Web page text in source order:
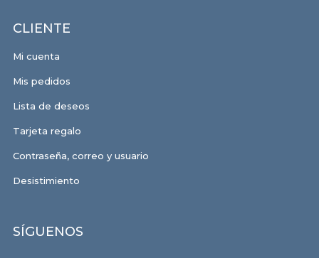
CLIENTE
Mi cuenta
Mis pedidos
Lista de deseos
Tarjeta regalo
Contraseña, correo y usuario
Desistimiento
SÍGUENOS